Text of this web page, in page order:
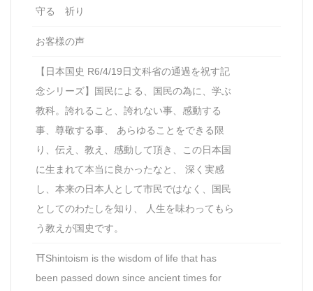
守る 祈り
お客様の声
【日本国史 R6/4/19日文科省の通過を祝す記
念シリーズ】国民による、国民の為に、学ぶ
教科。誇れること、誇れない事、感動する
事、尊敬する事、 あらゆることをできる限
り、伝え、教え、感動して頂き、この日本国
に生まれて本当に良かったなと、 深く実感
し、本来の日本人として市民ではなく、国民
としてのわたしを知り、 人生を味わってもら
う教えが国史です。
⛩Shintoism is the wisdom of life that has
been passed down since ancient times for